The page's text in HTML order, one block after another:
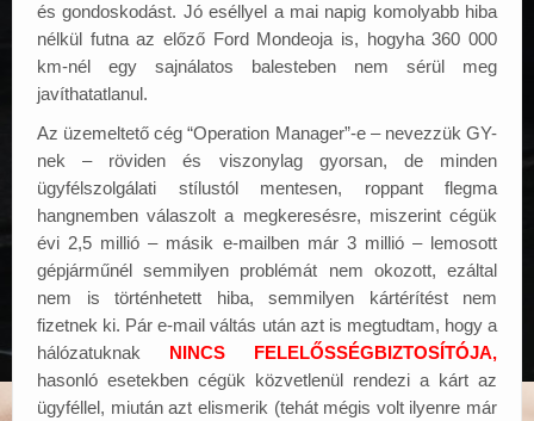
és gondoskodást. Jó eséllyel a mai napig komolyabb hiba
nélkül futna az előző Ford Mondeoja is, hogyha 360 000
km-nél egy sajnálatos balesteben nem sérül meg
javíthatatlanul.
Az üzemeltető cég “Operation Manager”-e – nevezzük GY-
nek – röviden és viszonylag gyorsan, de minden
ügyfélszolgálati stílustól mentesen, roppant flegma
hangnemben válaszolt a megkeresésre, miszerint cégük
évi 2,5 millió – másik e-mailben már 3 millió – lemosott
gépjárműnél semmilyen problémát nem okozott, ezáltal
nem is történhetett hiba, semmilyen kártérítést nem
fizetnek ki. Pár e-mail váltás után azt is megtudtam, hogy a
hálózatuknak NINCS FELELŐSSÉGBIZTOSÍTÓJA,
hasonló esetekben cégük közvetlenül rendezi a kárt az
ügyféllel, miután azt elismerik (tehát mégis volt ilyenre már